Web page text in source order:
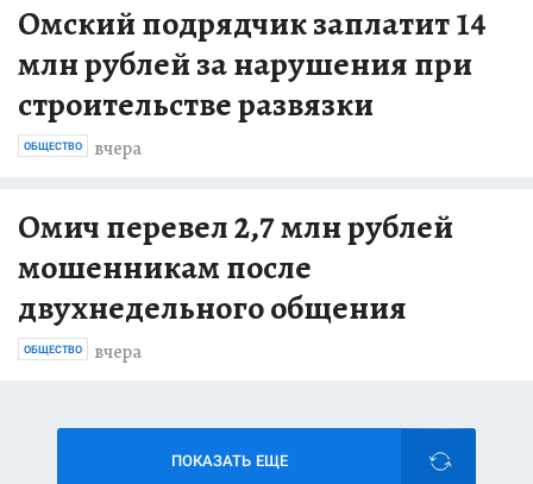
Омский подрядчик заплатит 14
млн рублей за нарушения при
строительстве развязки
вчера
ОБЩЕСТВО
Омич перевел 2,7 млн рублей
мошенникам после
двухнедельного общения
вчера
ОБЩЕСТВО
ПОКАЗАТЬ ЕЩЕ